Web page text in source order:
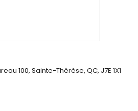
100, Sainte-Thérèse, QC, J7E 1X1